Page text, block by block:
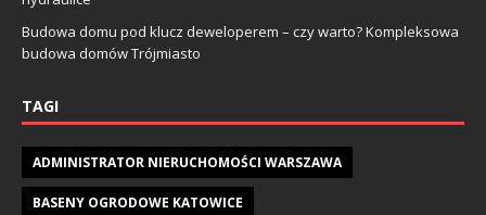
Budowa domu pod klucz deweloperem – czy warto? Kompleksowa
budowa domów Trójmiasto
TAGI
ADMINISTRATOR NIERUCHOMOŚCI WARSZAWA
BASENY OGRODOWE KATOWICE